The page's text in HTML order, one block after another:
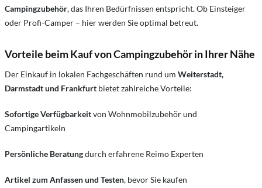
Campingzubehör, das Ihren Bedürfnissen entspricht. Ob Einsteiger
oder Profi-Camper – hier werden Sie optimal betreut.
Vorteile beim Kauf von Campingzubehör in Ihrer Nähe
Der Einkauf in lokalen Fachgeschäften rund um Weiterstadt,
Darmstadt und Frankfurt bietet zahlreiche Vorteile:
Sofortige Verfügbarkeitvon Wohnmobilzubehör und
Campingartikeln
Persönliche Beratungdurch erfahrene Reimo Experten
Artikel zum Anfassen und Testen, bevor Sie kaufen